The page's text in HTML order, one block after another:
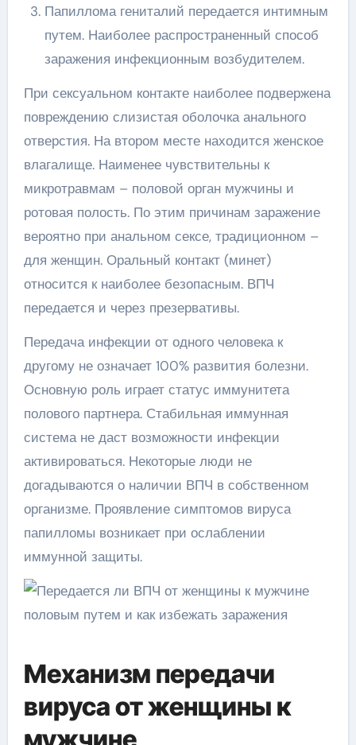
Папиллома гениталий передается интимным
путем. Наиболее распространенный способ
заражения инфекционным возбудителем.
При сексуальном контакте наиболее подвержена
повреждению слизистая оболочка анального
отверстия. На втором месте находится женское
влагалище. Наименее чувствительны к
микротравмам – половой орган мужчины и
ротовая полость. По этим причинам заражение
вероятно при анальном сексе, традиционном –
для женщин. Оральный контакт (минет)
относится к наиболее безопасным. ВПЧ
передается и через презервативы.
Передача инфекции от одного человека к
другому не означает 100% развития болезни.
Основную роль играет статус иммунитета
полового партнера. Стабильная иммунная
система не даст возможности инфекции
активироваться. Некоторые люди не
догадываются о наличии ВПЧ в собственном
организме. Проявление симптомов вируса
папилломы возникает при ослаблении
иммунной защиты.
Механизм передачи
вируса от женщины к
мужчине